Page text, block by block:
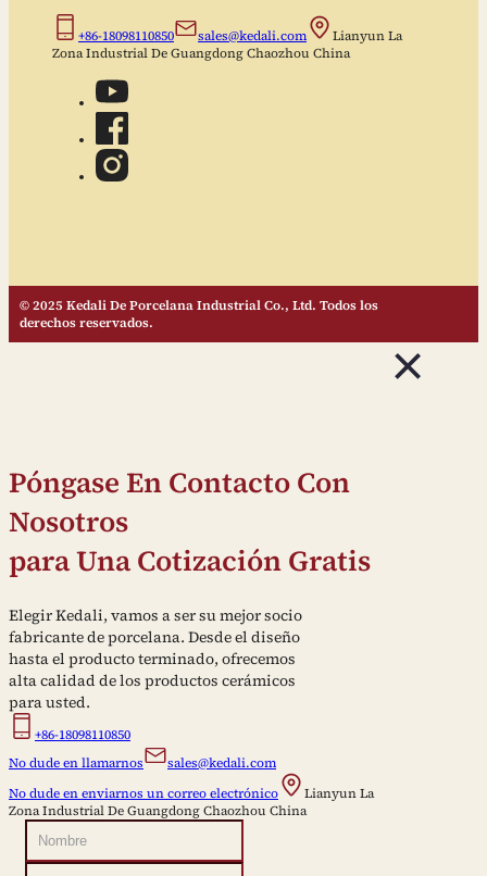
+86-18098110850 sales@kedali.com
Lianyun La
Zona Industrial De Guangdong Chaozhou China
© 2025 Kedali De Porcelana Industrial Co., Ltd. Todos los
derechos reservados.
Póngase En Contacto Con
Nosotros
para Una Cotización Gratis
Elegir Kedali, vamos a ser su mejor socio
fabricante de porcelana. Desde el diseño
hasta el producto terminado, ofrecemos
alta calidad de los productos cerámicos
para usted.
+86-18098110850
No dude en llamarnos
sales@kedali.com
No dude en enviarnos un correo electrónico
Lianyun La
Zona Industrial De Guangdong Chaozhou China